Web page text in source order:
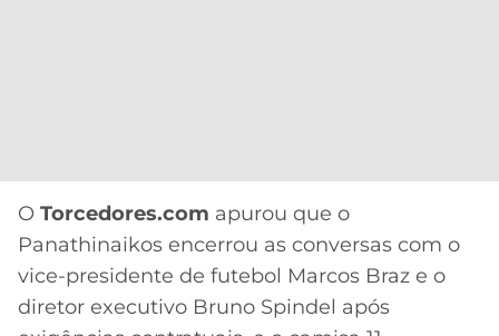
CASSINOS
ONLINE
2026
GRÊMIO
ATLÉTICO
MG
LALIGA
O Torcedores.com apurou que o
Panathinaikos encerrou as conversas com o
vice-presidente de futebol Marcos Braz e o
diretor executivo Bruno Spindel após